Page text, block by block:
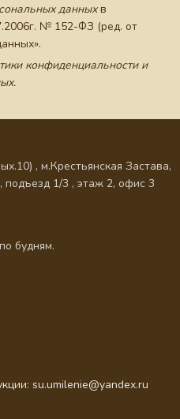
данныхв
№ 152-ФЗ (ред. от
конфиденциальности и
, м.Крестьянская Застава,
подъезд 1/3 , этаж 2, офис 3
будням.
su.umilenie@yandex.ru